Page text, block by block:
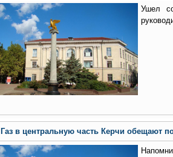
Ушел
Газ в центральную часть Керчи обещают